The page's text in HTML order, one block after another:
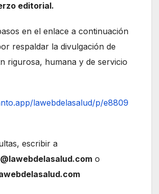
editorial.
en el enlace a continuación
respaldar la divulgación de
rigurosa, humana y de servicio
lawebdelasalud/p/e8809
escribir a
o